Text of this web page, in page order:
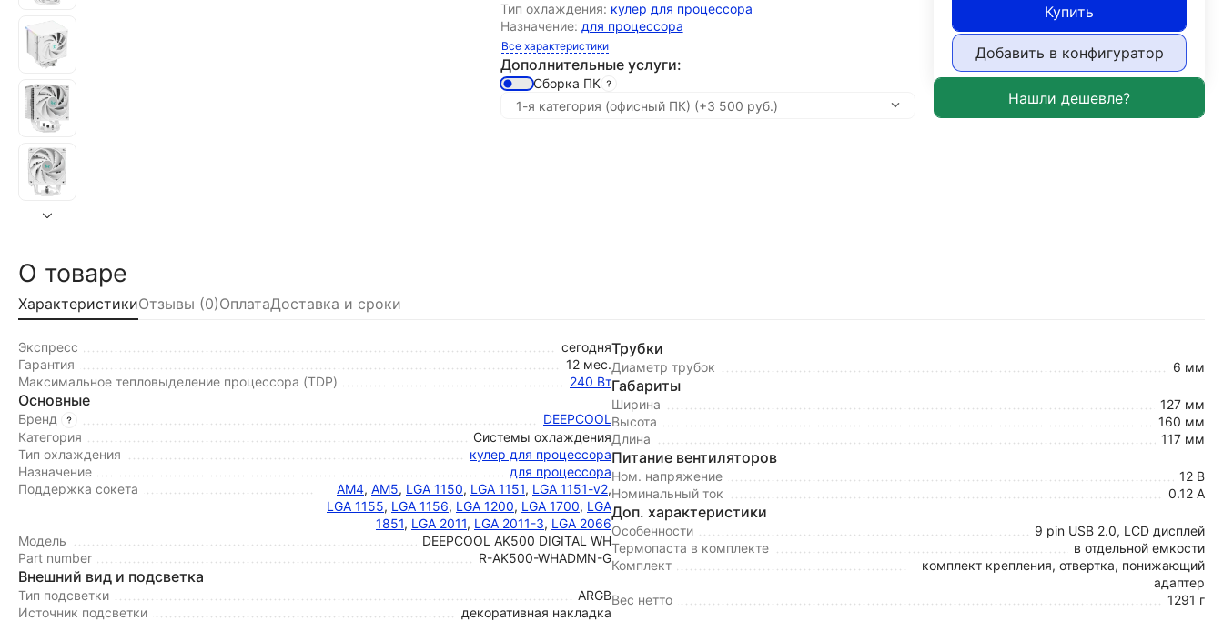
Тип охлаждения: кулер для процессора
Назначение: для процессора
Все характеристики
Дополнительные услуги:
Сборка ПК
Купить
Добавить в конфигуратор
О товаре
ХарактеристикиОтзывы (0)ОплатаДоставка и сроки
Экспресс
сегодня
Гарантия
12 мес.
Максимальное тепловыделение процессора (TDP)
240 Вт
Основные
Бренд
DEEPCOOL
Категория
Системы охлаждения
Тип охлаждения
кулер для процессора
Назначение
для процессора
Поддержка сокета
AM4, AM5, LGA 1150, LGA 1151, LGA 1151-v2,
LGA 1155, LGA 1156, LGA 1200, LGA 1700, LGA
1851, LGA 2011, LGA 2011-3, LGA 2066
Модель
DEEPCOOL AK500 DIGITAL WH
Part number
R-AK500-WHADMN-G
Внешний вид и подсветка
Тип подсветки
ARGB
Источник подсветки
декоративная накладка
Трубки
Диаметр трубок 6 мм
Габариты
Ширина
127 мм
Высота
160 мм
Длина
117 мм
Питание вентиляторов
Ном. напряжение
12 В
Номинальный ток
0.12 А
Доп. характеристики
Особенности
9 pin USB 2.0, LCD дисплей
Термопаста в комплекте
в отдельной емкости
Комплект
комплект крепления, отвертка, понижающий
адаптер
Вес нетто
1291 г